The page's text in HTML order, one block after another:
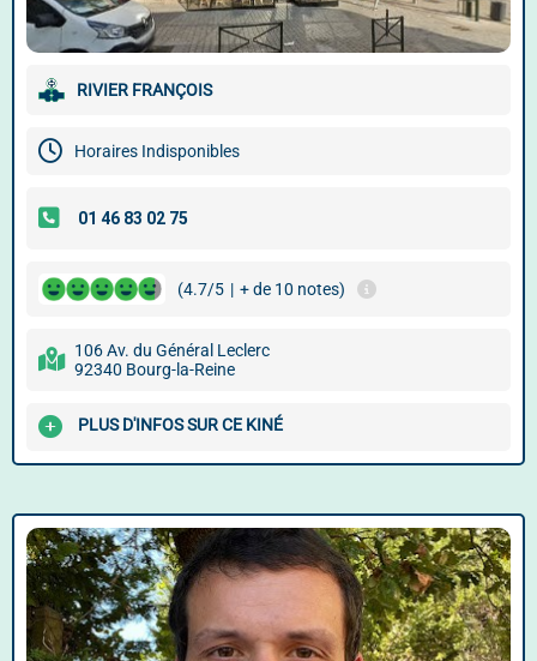
RIVIER FRANÇOIS
Horaires Indisponibles
(4.7/5 | + de 10 notes)
106 Av. du Général Leclerc
92340 Bourg-la-Reine
PLUS D'INFOS SUR CE KINÉ